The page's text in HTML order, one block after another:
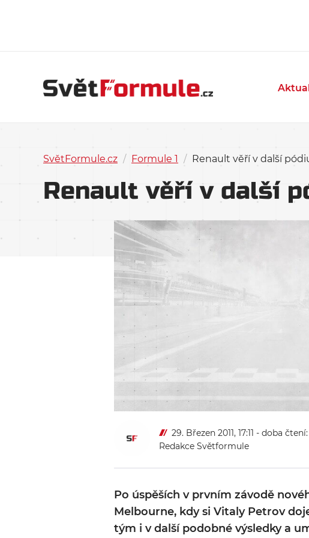
SvětFormule.cz / Formule 1 / Renault věří v další
Renault věří v další
29. Březen 2011, 17:11 - doba
Redakce Světformule
Po úspěších v prvním závodě
Melbourne, kdy si Vitaly Petrov
tým i v další podobné výsledky a